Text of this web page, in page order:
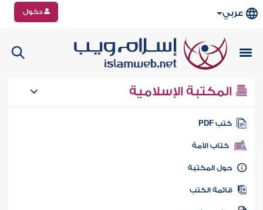
عربي دخول
المكتبة الإسلامية
كتب PDF
كتاب الأمة
المكتبة